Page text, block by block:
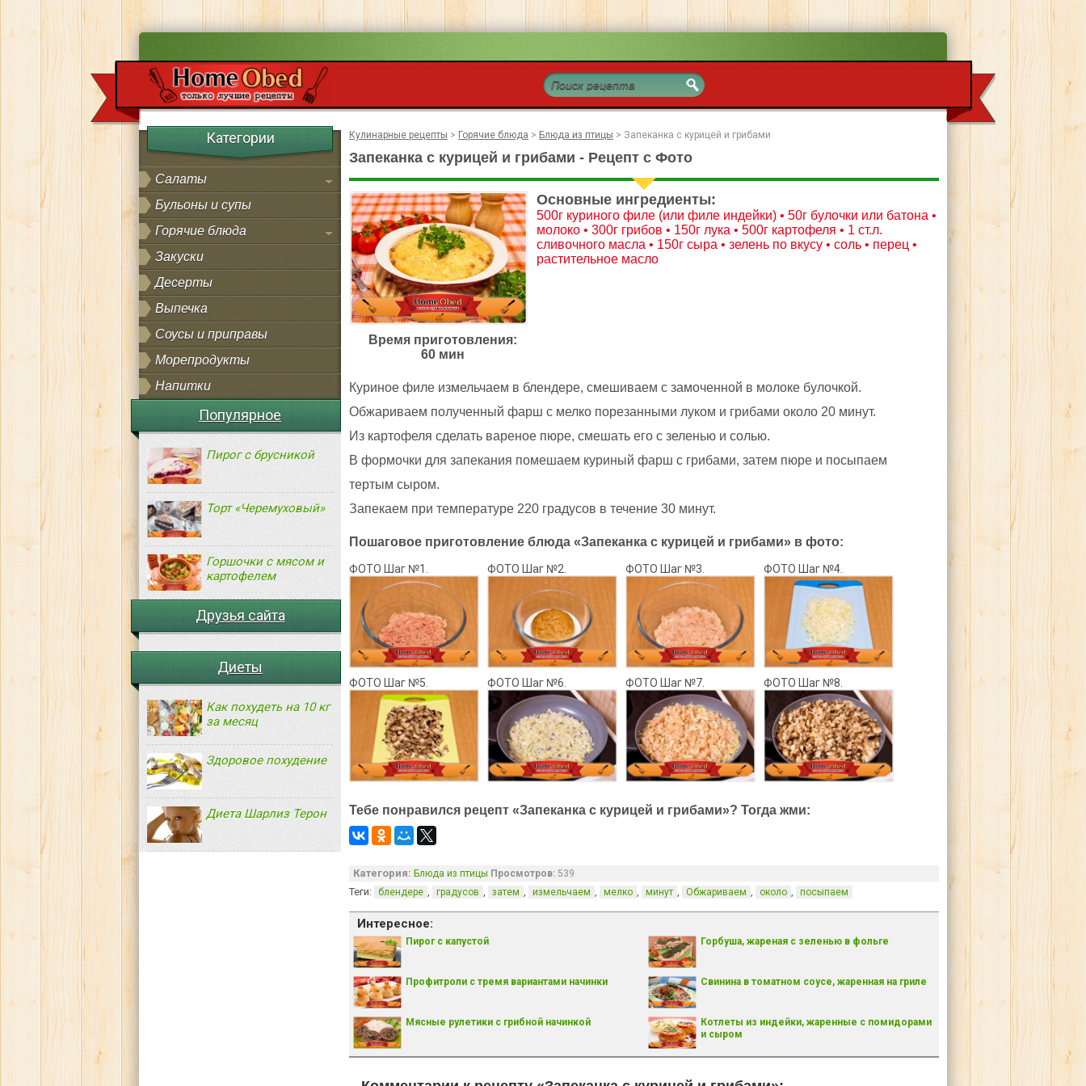
Категории
Салаты
Бульоны и супы
Горячие блюда
Закуски
Десерты
Выпечка
Соусы и приправы
Морепродукты
Напитки
Популярное
Пирог с брусникой
Торт «Черемуховый»
Горшочки с мясом и
картофелем
Друзья сайта
Диеты
Как похудеть на 10 кг
за месяц
Здоровое похудение
Диета Шарлиз Терон
Кулинарные рецепты > Горячие блюда > Блюда из птицы > Запеканка с курицей и грибами
Запеканка с курицей и грибами - Рецепт с Фото
Время приготовления:
60 мин
Основные ингредиенты:
500г куриного филе (или филе индейки) • 50г булочки или батона •
молоко • 300г грибов • 150г лука • 500г картофеля • 1 ст.л.
сливочного масла • 150г сыра • зелень по вкусу • соль • перец •
растительное масло
Куриное филе измельчаем в блендере, смешиваем с замоченной в молоке булочкой.
Обжариваем полученный фарш с мелко порезанными луком и грибами около 20 минут.
Из картофеля сделать вареное пюре, смешать его с зеленью и солью.
В формочки для запекания помешаем куриный фарш с грибами, затем пюре и посыпаем
тертым сыром.
Запекаем при температуре 220 градусов в течение 30 минут.
Пошаговое приготовление блюда «Запеканка с курицей и грибами» в фото:
ФОТО Шаг №1. ФОТО Шаг №2. ФОТО Шаг №3. ФОТО Шаг №4.
ФОТО Шаг №5. ФОТО Шаг №6. ФОТО Шаг №7. ФОТО Шаг №8.
Тебе понравился рецепт «Запеканка с курицей и грибами»? Тогда жми:
Категория: Блюда из птицы Просмотров: 539
Теги: блендере , градусов , затем , измельчаем , мелко , минут , Обжариваем , около , посыпаем
Интересное:
Пирог с капустой Горбуша, жареная с зеленью в фольге
Профитроли с тремя вариантами начинки Свинина в томатном соусе, жаренная на гриле
Мясные рулетики с грибной начинкой
Котлеты из индейки, жаренные с помидорами
и сыром